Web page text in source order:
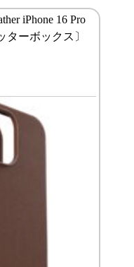
iPhone 16 Pro
ターボックス〕